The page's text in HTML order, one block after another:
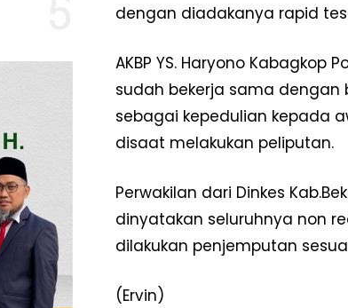
dengan diadakanya rapid
AKBP YS. Haryono
sudah bekerja sama dengan
sebagai kepedulian kepada
disaat melakukan peliputan.
Perwakilan dari Dinkes
dinyatakan seluruhnya non
dilakukan penjemputan
(Ervin)